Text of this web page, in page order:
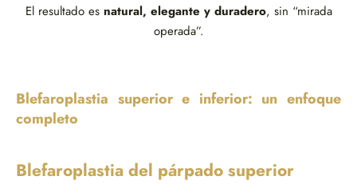
El resultado es natural, elegante y duradero, sin “mirada
operada”.
Blefaroplastia superior e inferior: un enfoque
completo
Blefaroplastia del párpado superior